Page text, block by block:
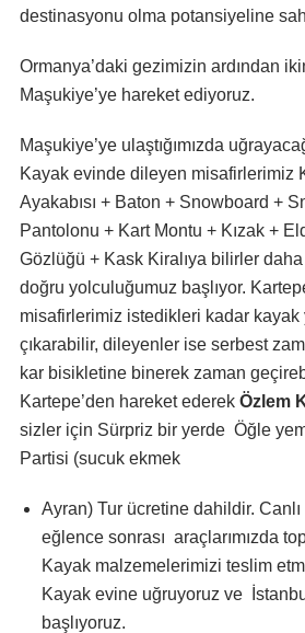
destinasyonu olma potansiyeline
Ormanya’daki gezimizin ardından
Maşukiye’ye hareket ediyoruz.
Maşukiye’ye ulaştığımızda
Kayak evinde dileyen misafirlerimiz
Ayakabısı + Baton + Snowboard +
Pantolonu + Kart Montu + Kızak +
Gözlüğü + Kask Kiralıya bilirler
doğru yolculuğumuz başlıyor.
misafirlerimiz istedikleri kadar kayak
çıkarabilir, dileyenler ise serbest
kar bisikletine binerek zaman
Kartepe’den hareket ederek Özlem
sizler için Sürpriz bir yerde Öğle
Partisi (sucuk ekmek
Ayran) Tur ücretine dahildir.
eğlence sonrası araçlarımızda
Kayak malzemelerimizi teslim
Kayak evine uğruyoruz ve
başlıyoruz.